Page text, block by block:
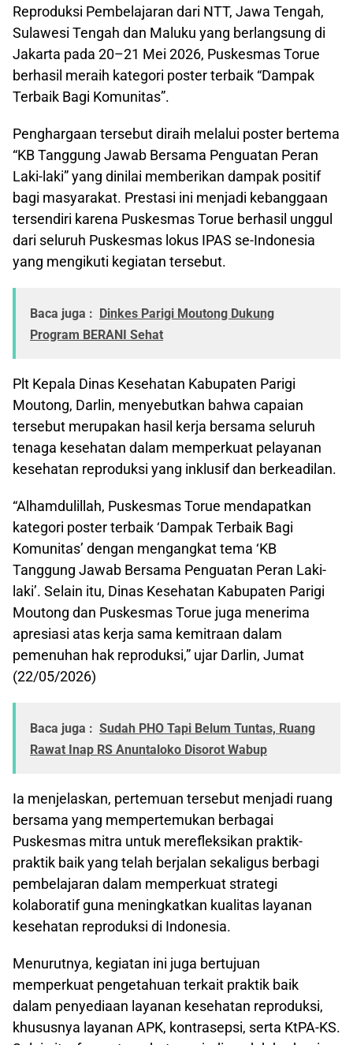
Reproduksi Pembelajaran dari NTT, Jawa Tengah,
Sulawesi Tengah dan Maluku yang berlangsung di
Jakarta pada 20–21 Mei 2026, Puskesmas Torue
berhasil meraih kategori poster terbaik “Dampak
Terbaik Bagi Komunitas”.
Penghargaan tersebut diraih melalui poster bertema
“KB Tanggung Jawab Bersama Penguatan Peran
Laki-laki” yang dinilai memberikan dampak positif
bagi masyarakat. Prestasi ini menjadi kebanggaan
tersendiri karena Puskesmas Torue berhasil unggul
dari seluruh Puskesmas lokus IPAS se-Indonesia
yang mengikuti kegiatan tersebut.
Baca juga :
Dinkes Parigi Moutong Dukung
Program BERANI Sehat
Plt Kepala Dinas Kesehatan Kabupaten Parigi
Moutong, Darlin, menyebutkan bahwa capaian
tersebut merupakan hasil kerja bersama seluruh
tenaga kesehatan dalam memperkuat pelayanan
kesehatan reproduksi yang inklusif dan berkeadilan.
“Alhamdulillah, Puskesmas Torue mendapatkan
kategori poster terbaik ‘Dampak Terbaik Bagi
Komunitas’ dengan mengangkat tema ‘KB
Tanggung Jawab Bersama Penguatan Peran Laki-
laki’. Selain itu, Dinas Kesehatan Kabupaten Parigi
Moutong dan Puskesmas Torue juga menerima
apresiasi atas kerja sama kemitraan dalam
pemenuhan hak reproduksi,” ujar Darlin, Jumat
(22/05/2026)
Baca juga : Sudah PHO Tapi Belum Tuntas, Ruang
Rawat Inap RS Anuntaloko Disorot Wabup
Ia menjelaskan, pertemuan tersebut menjadi ruang
bersama yang mempertemukan berbagai
Puskesmas mitra untuk merefleksikan praktik-
praktik baik yang telah berjalan sekaligus berbagi
pembelajaran dalam memperkuat strategi
kolaboratif guna meningkatkan kualitas layanan
kesehatan reproduksi di Indonesia.
Menurutnya, kegiatan ini juga bertujuan
memperkuat pengetahuan terkait praktik baik
dalam penyediaan layanan kesehatan reproduksi,
khususnya layanan APK, kontrasepsi, serta KtPA-KS.